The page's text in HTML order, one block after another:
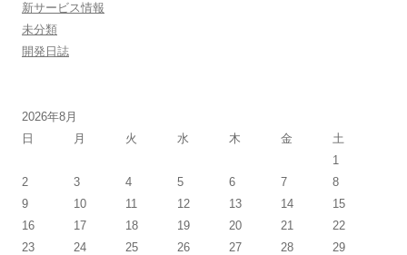
新サービス情報
未分類
開発日誌
2026年8月
日
月 火 水 木 金
土
1
2
3 4 5 6 7
8
9
10 11 12 13 14
15
16
17 18 19 20 21
22
23
24 25 26 27 28
29